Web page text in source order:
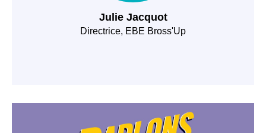
Julie Jacquot
Directrice, EBE Bross'Up